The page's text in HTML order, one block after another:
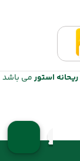
ریحانه استورمی باشد